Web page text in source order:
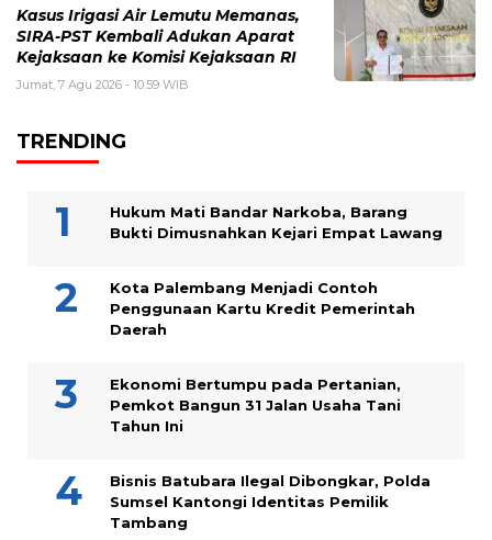
Kasus Irigasi Air Lemutu Memanas,
SIRA-PST Kembali Adukan Aparat
Kejaksaan ke Komisi Kejaksaan RI
Jumat, 7 Agu 2026 - 10:59 WIB
TRENDING
Hukum Mati Bandar Narkoba, Barang
Bukti Dimusnahkan Kejari Empat Lawang
Kota Palembang Menjadi Contoh
Penggunaan Kartu Kredit Pemerintah
Daerah
Ekonomi Bertumpu pada Pertanian,
Pemkot Bangun 31 Jalan Usaha Tani
Tahun Ini
Bisnis Batubara Ilegal Dibongkar, Polda
Sumsel Kantongi Identitas Pemilik
Tambang